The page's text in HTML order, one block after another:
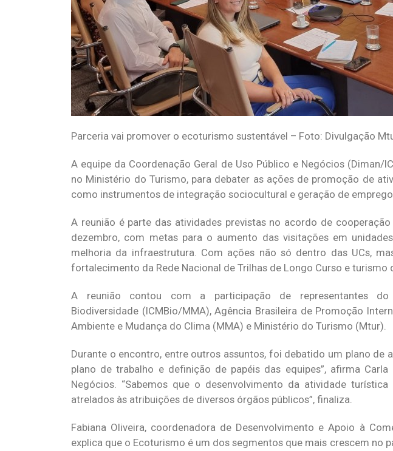
Parceria vai promover o ecoturismo sustentável – Foto: Divulgação
A equipe da Coordenação Geral de Uso Público e Negócios
no Ministério do Turismo, para debater as ações de promoção de
como instrumentos de integração sociocultural e geração de
A reunião é parte das atividades previstas no acordo de
dezembro, com metas para o aumento das visitações em
melhoria da infraestrutura. Com ações não só dentro das UCs,
fortalecimento da Rede Nacional de Trilhas de Longo Curso e turismo
A reunião contou com a participação de representantes do
Biodiversidade (ICMBio/MMA),Agência Brasileira de Promoção
Ambiente e Mudança do Clima (MMA) e Ministério do Turismo (Mtur).
Durante o encontro, entre outros assuntos, foi debatido um plano de
plano de trabalho e definição de papéis das equipes”, afirma
Negócios. “Sabemos que o desenvolvimento da atividade
atrelados às atribuições de diversos órgãos públicos”, finaliza.
Fabiana Oliveira, coordenadora de Desenvolvimento e Apoio à
explica que o Ecoturismo é um dos segmentos que mais crescem no